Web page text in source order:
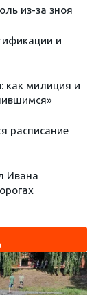
из-за зноя
и
как милиция и
расписание
Ивана